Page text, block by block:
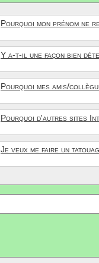
Pourquoi mon prénom ne
Y a-t-il une façon bien
Pourquoi mes amis/
Pourquoi d'autres sites
Je veux me faire un